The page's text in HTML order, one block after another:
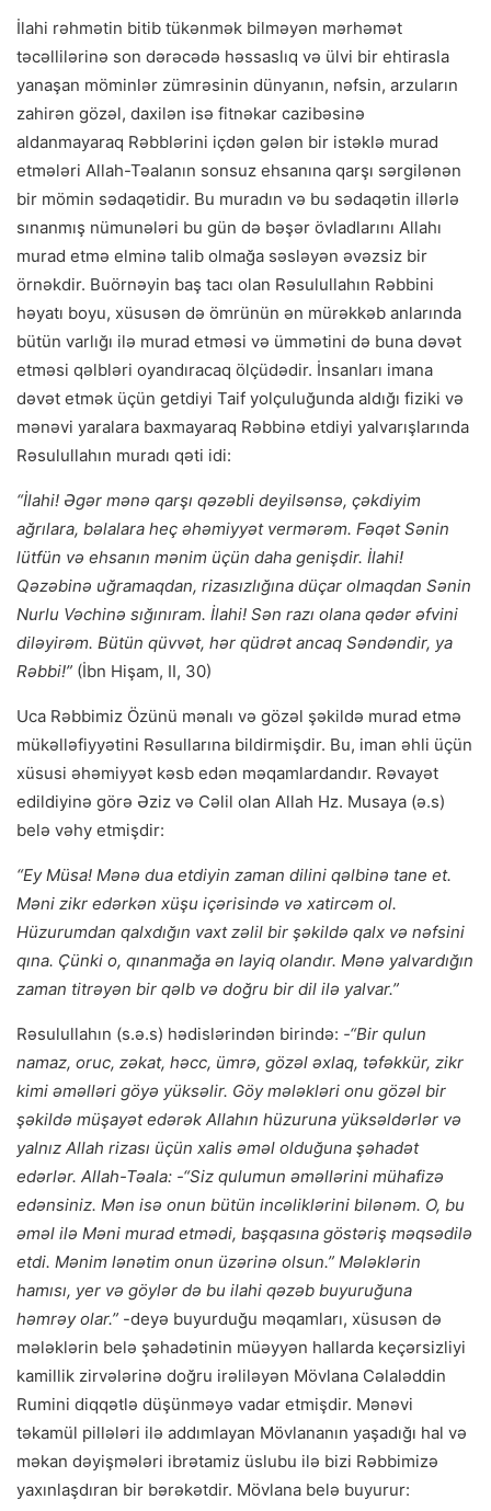
İlahi rəhmətin bitib tükənmək bilməyən mərhəmət
təcəllilərinə son dərəcədə həssaslıq və ülvi bir ehtirasla
yanaşan möminlər zümrəsinin dünyanın, nəfsin, arzuların
zahirən gözəl, daxilən isə fitnəkar cazibəsinə
aldanmayaraq Rəbblərini içdən gələn bir istəklə murad
etmələri Allah-Təalanın sonsuz ehsanına qarşı sərgilənən
bir mömin sədaqətidir. Bu muradın və bu sədaqətin illərlə
sınanmış nümunələri bu gün də bəşər övladlarını Allahı
murad etmə elminə talib olmağa səsləyən əvəzsiz bir
örnəkdir. Buörnəyin baş tacı olan Rəsulullahın Rəbbini
həyatı boyu, xüsusən də ömrünün ən mürəkkəb anlarında
bütün varlığı ilə murad etməsi və ümmətini də buna dəvət
etməsi qəlbləri oyandıracaq ölçüdədir. İnsanları imana
dəvət etmək üçün getdiyi Taif yolçuluğunda aldığı fiziki və
mənəvi yaralara baxmayaraq Rəbbinə etdiyi yalvarışlarında
Rəsulullahın muradı qəti idi:
“İlahi! Əgər mənə qarşı qəzəbli deyilsənsə, çəkdiyim
ağrılara, bəlalara heç əhəmiyyət vermərəm. Fəqət Sənin
lütfün və ehsanın mənim üçün daha genişdir. İlahi!
Qəzəbinə uğramaqdan, rizasızlığına düçar olmaqdan Sənin
Nurlu Vəchinə sığınıram. İlahi! Sən razı olana qədər əfvini
diləyirəm. Bütün qüvvət, hər qüdrət ancaq Səndəndir, ya
Rəbbi!” (İbn Hişam, II, 30)
Uca Rəbbimiz Özünü mənalı və gözəl şəkildə murad etmə
mükəlləfiyyətini Rəsullarına bildirmişdir. Bu, iman əhli üçün
xüsusi əhəmiyyət kəsb edən məqamlardandır. Rəvayət
edildiyinə görə Əziz və Cəlil olan Allah Hz. Musaya (ə.s)
belə vəhy etmişdir:
“Ey Müsa! Mənə dua etdiyin zaman dilini qəlbinə tane et.
Məni zikr edərkən xüşu içərisində və xatircəm ol.
Hüzurumdan qalxdığın vaxt zəlil bir şəkildə qalx və nəfsini
qına. Çünki o, qınanmağa ən layiq olandır. Mənə yalvardığın
zaman titrəyən bir qəlb və doğru bir dil ilə yalvar.”
Rəsulullahın (s.ə.s) hədislərindən birində: -“Bir qulun
namaz, oruc, zəkat, həcc, ümrə, gözəl əxlaq, təfəkkür, zikr
kimi əməlləri göyə yüksəlir. Göy mələkləri onu gözəl bir
şəkildə müşayət edərək Allahın hüzuruna yüksəldərlər və
yalnız Allah rizası üçün xalis əməl olduğuna şəhadət
edərlər. Allah-Təala: -“Siz qulumun əməllərini mühafizə
edənsiniz. Mən isə onun bütün incəliklərini bilənəm. O, bu
əməl ilə Məni murad etmədi, başqasına göstəriş məqsədilə
etdi. Mənim lənətim onun üzərinə olsun.” Mələklərin
hamısı, yer və göylər də bu ilahi qəzəb buyuruğuna
həmrəy olar.” -deyə buyurduğu məqamları, xüsusən də
mələklərin belə şəhadətinin müəyyən hallarda keçərsizliyi
kamillik zirvələrinə doğru irəliləyən Mövlana Cəlaləddin
Rumini diqqətlə düşünməyə vadar etmişdir. Mənəvi
təkamül pillələri ilə addımlayan Mövlananın yaşadığı hal və
məkan dəyişmələri ibrətamiz üslubu ilə bizi Rəbbimizə
yaxınlaşdıran bir bərəkətdir. Mövlana belə buyurur: